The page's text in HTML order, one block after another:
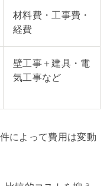
材料費・工事費・
経費
壁工事＋建具・電
気工事など
によって費用は変動